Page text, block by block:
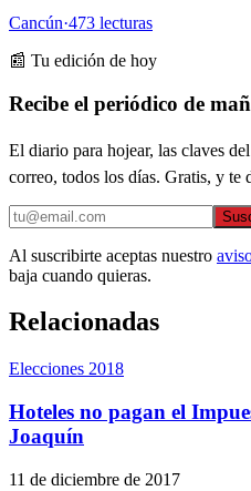
Cancún·473 lecturas
📰 Tu edición de hoy
Recibe el periódico de
El diario para hojear, las claves
correo, todos los días. Gratis, y te
Al suscribirte aceptas nuestro
baja cuando quieras.
Relacionadas
Elecciones 2018
Hoteles no pagan el
Joaquín
11 de diciembre de 2017